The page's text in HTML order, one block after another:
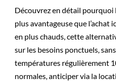
Découvrez en détail
plus avantageuse que l’achat
en plus chauds, cette
sur les besoins ponctuels,
températures régulièrement
normales, anticiper via la